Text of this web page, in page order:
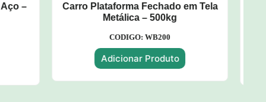
Tela
Carro Plataforma c/ Assoalho
Metálico - 500kg
CODIGO: WP137
Adicionar